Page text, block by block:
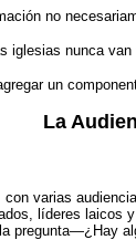
no
iglesias nunca
un
La
con varias
líderes laicos
pregunta—¿Hay